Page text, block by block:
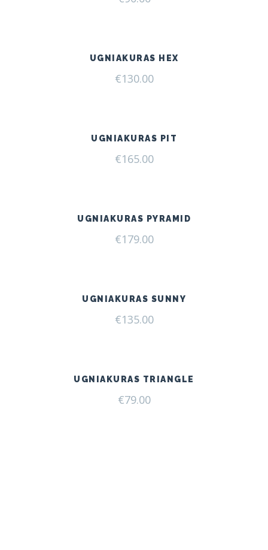
UGNIAKURAS HEX
€130.00
UGNIAKURAS PIT
€165.00
UGNIAKURAS PYRAMID
€179.00
UGNIAKURAS SUNNY
€135.00
UGNIAKURAS TRIANGLE
€79.00